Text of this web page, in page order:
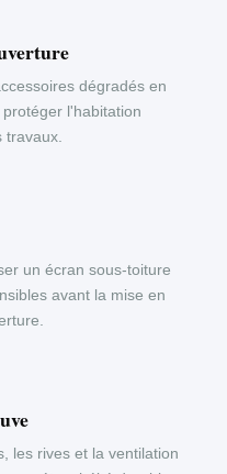
dégradés en
l'habitation
un écran sous-toiture
avant la mise en
les rives et la ventilation